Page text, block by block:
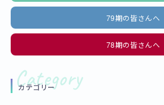
79期の皆さんへ
78期の皆さんへ
カテゴリー